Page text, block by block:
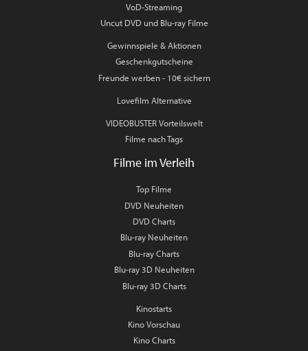
VoD-Streaming
Uncut DVD und Blu-ray Filme
Gewinnspiele & Aktionen
Geschenkgutscheine
Freunde werben - 10€ sichern
Lovefilm Alternative
VIDEOBUSTER Vorteilswelt
Filme nach Tags
Filme im Verleih
Top Filme
DVD Neuheiten
DVD Charts
Blu-ray Neuheiten
Blu-ray Charts
Blu-ray 3D Neuheiten
Blu-ray 3D Charts
Kinostarts
Kino Vorschau
Kino Charts